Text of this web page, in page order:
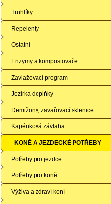
Truhlíky
Repelenty
Ostatní
Enzymy a kompostovače
Zavlažovací program
Jezírka doplňky
Demižony, zavařovací sklenice
Kapénková závlaha
KONĚ A JEZDECKÉ POTŘEBY
Potřeby pro jezdce
Potřeby pro koně
Výživa a zdraví koní